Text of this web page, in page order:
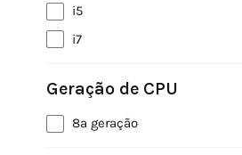
i5
i7
Geração de CPU
8ª geração